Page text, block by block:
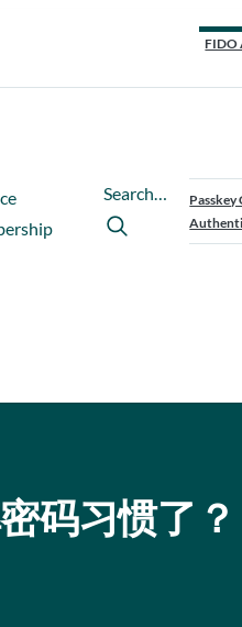
FIDO
Search…
Passkey
码习惯了？